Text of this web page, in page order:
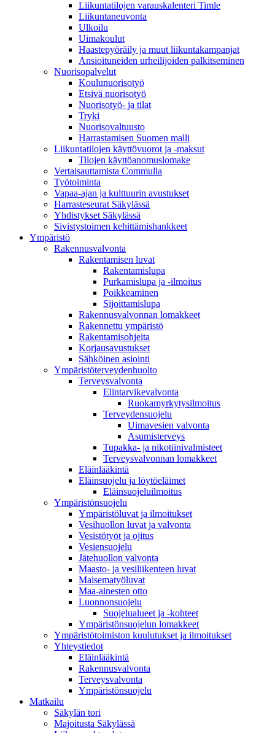
Liikuntatilojen varauskalenteri Timle
Liikuntaneuvonta
Ulkoilu
Uimakoulut
Haastepyöräily ja muut liikuntakampanjat
Ansioituneiden urheilijoiden palkitseminen
Nuorisopalvelut
Koulunuorisotyö
Etsivä nuorisotyö
Nuorisotyö- ja tilat
Tryki
Nuorisovaltuusto
Harrastamisen Suomen malli
Liikuntatilojen käyttövuorot ja -maksut
Tilojen käyttöanomuslomake
Vertaisauttamista Commulla
Työtoiminta
Vapaa-ajan ja kulttuurin avustukset
Harrasteseurat Säkylässä
Yhdistykset Säkylässä
Sivistystoimen kehittämishankkeet
Ympä­ristö
Rakennusvalvonta
Rakentamisen luvat
Rakentamislupa
Purkamislupa ja -ilmoitus
Poikkeaminen
Sijoittamislupa
Rakennusvalvonnan lomakkeet
Rakennettu ympäristö
Rakentamisohjeita
Korjausavustukset
Sähköinen asiointi
Ympäristöterveydenhuolto
Terveysvalvonta
Elintarvikevalvonta
Ruokamyrkytysilmoitus
Terveydensuojelu
Uimavesien valvonta
Asumisterveys
Tupakka- ja nikotiinivalmisteet
Terveysvalvonnan lomakkeet
Eläinlääkintä
Eläinsuojelu ja löytöeläimet
Eläinsuojeluilmoitus
Ympäristönsuojelu
Ympäristöluvat ja ilmoitukset
Vesihuollon luvat ja valvonta
Vesistötyöt ja ojitus
Vesiensuojelu
Jätehuollon valvonta
Maasto- ja vesiliikenteen luvat
Maisematyöluvat
Maa-ainesten otto
Luonnonsuojelu
Suojelualueet ja -kohteet
Ympäristönsuojelun lomakkeet
Ympäristötoimiston kuulutukset ja ilmoitukset
Yhteystiedot
Eläinlääkintä
Rakennusvalvonta
Terveysvalvonta
Ympäristönsuojelu
Mat­kailu
Säkylän tori
Majoitusta Säkylässä